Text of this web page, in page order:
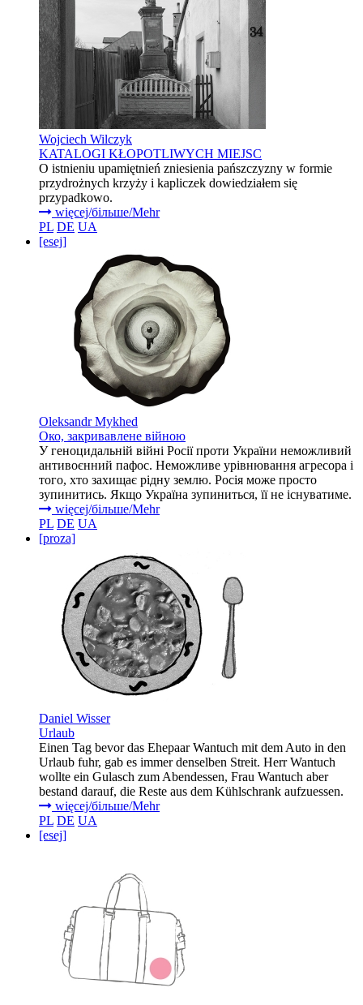
Wojciech Wilczyk
KATALOGI KŁOPOTLIWYCH MIEJSC
O istnieniu upamiętnień zniesienia pańszczyzny w formie
przydrożnych krzyży i kapliczek dowiedziałem się
przypadkowo.
więcej/більше/Mehr
PL DE UA
[esej]
Oleksandr Mykhed
Око, закривавлене війною
У геноцидальній війні Росії проти України неможливий
антивоєнний пафос. Неможливе урівнювання агресора і
того, хто захищає рідну землю. Росія може просто
зупинитись. Якщо Україна зупиниться, її не існуватиме.
więcej/більше/Mehr
PL DE UA
[proza]
Daniel Wisser
Urlaub
Einen Tag bevor das Ehepaar Wantuch mit dem Auto in den
Urlaub fuhr, gab es immer denselben Streit. Herr Wantuch
wollte ein Gulasch zum Abendessen, Frau Wantuch aber
bestand darauf, die Reste aus dem Kühlschrank aufzuessen.
więcej/більше/Mehr
PL DE UA
[esej]